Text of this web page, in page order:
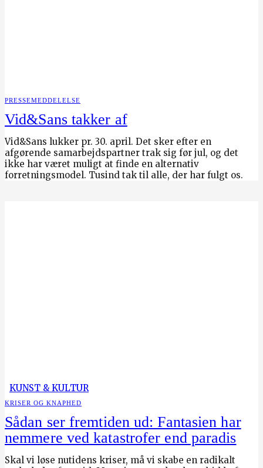
PRESSEMEDDELELSE
Vid&Sans takker af
Vid&Sans lukker pr. 30. april. Det sker efter en
afgørende samarbejdspartner trak sig før jul, og det
ikke har været muligt at finde en alternativ
forretningsmodel. Tusind tak til alle, der har fulgt os.
KUNST & KULTUR
KRISER OG KNAPHED
Sådan ser fremtiden ud: Fantasien har
nemmere ved katastrofer end paradis
Skal vi løse nutidens kriser, må vi skabe en radikalt